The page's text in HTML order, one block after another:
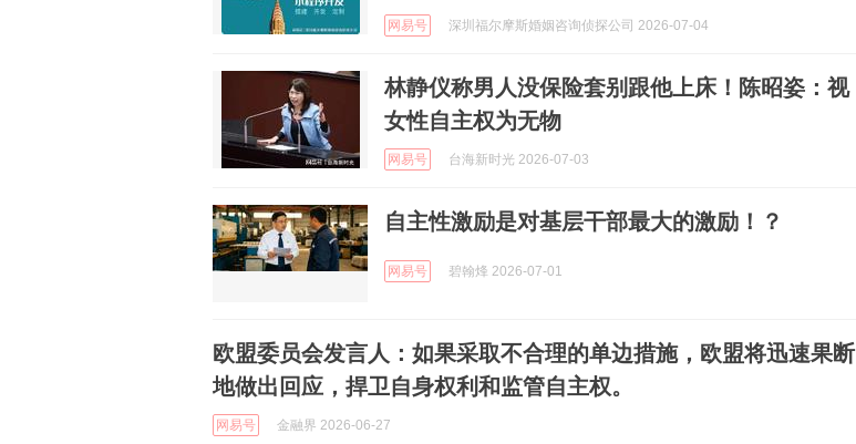
网易号 深圳福尔摩斯婚姻咨询侦探公司 2026-07-04
林静仪称男人没保险套别跟他上床！陈昭姿：视
女性自主权为无物
网易号 台海新时光 2026-07-03
自主性激励是对基层干部最大的激励！？
网易号 碧翰烽 2026-07-01
欧盟委员会发言人：如果采取不合理的单边措施，欧盟将迅速果断
地做出回应，捍卫自身权利和监管自主权。
网易号 金融界 2026-06-27